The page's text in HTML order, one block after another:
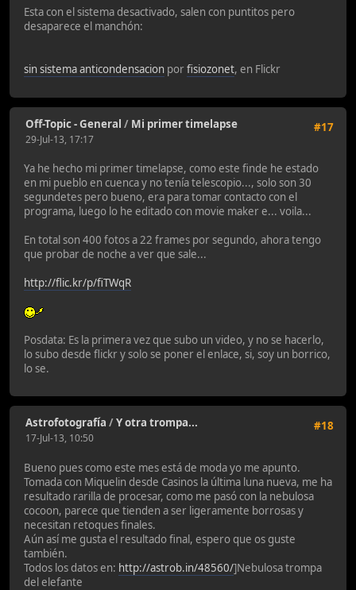
Esta con el sistema desactivado, salen con puntitos pero
desaparece el manchón:
sin sistema anticondensacion porfisiozonet, en Flickr
#17
Off-Topic - General / Mi primer timelapse
29-Jul-13, 17:17
Ya he hecho mi primer timelapse, como este finde he estado
en mi pueblo en cuenca y no tenía telescopio..., solo son 30
segundetes pero bueno, era para tomar contacto con el
programa, luego lo he editado con movie maker e... voila...
En total son 400 fotos a 22 frames por segundo, ahora tengo
que probar de noche a ver que sale...
http://flic.kr/p/fiTWqR
Posdata: Es la primera vez que subo un video, y no se hacerlo,
lo subo desde flickr y solo se poner el enlace, si, soy un borrico,
lo se.
#18
Astrofotografía /Y otra trompa...
17-Jul-13, 10:50
Bueno pues como este mes está de moda yo me apunto.
Tomada con Miquelin desde Casinos la última luna nueva, me ha
resultado rarilla de procesar, como me pasó con la nebulosa
cocoon, parece que tienden a ser ligeramente borrosas y
necesitan retoques finales.
Aún así me gusta el resultado final, espero que os guste
también.
Todos los datos en: http://astrob.in/48560/]Nebulosa trompa
del elefante